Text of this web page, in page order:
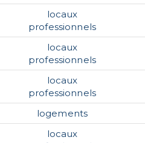
locaux
professionnels
locaux
professionnels
locaux
professionnels
logements
locaux